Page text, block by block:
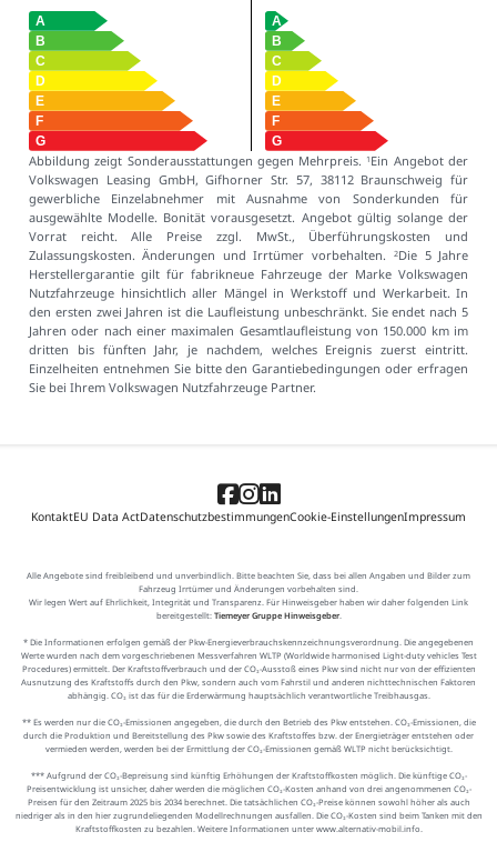
Abbildung zeigt Sonderausstattungen gegen Mehrpreis. 1 Ein Angebot der
Volkswagen Leasing GmbH, Gifhorner Str. 57, 38112 Braunschweig für
gewerbliche Einzelabnehmer mit Ausnahme von Sonderkunden für
ausgewählte Modelle. Bonität vorausgesetzt. Angebot gültig solange der
Vorrat reicht. Alle Preise zzgl. MwSt., Überführungskosten und
Zulassungskosten. Änderungen und Irrtümer vorbehalten.
2Die 5 Jahre
Herstellergarantie gilt für fabrikneue Fahrzeuge der Marke Volkswagen
Nutzfahrzeuge hinsichtlich aller Mängel in Werkstoff und Werkarbeit. In
den ersten zwei Jahren ist die Laufleistung unbeschränkt. Sie endet nach 5
Jahren oder nach einer maximalen Gesamtlaufleistung von 150.000 km im
dritten bis fünften Jahr, je nachdem, welches Ereignis zuerst eintritt.
Einzelheiten entnehmen Sie bitte den Garantiebedingungen oder erfragen
Sie bei Ihrem Volkswagen Nutzfahrzeuge Partner.
KontaktEU Data ActDatenschutzbestimmungenCookie-EinstellungenImpressum
Alle Angebote sind freibleibend und unverbindlich. Bitte beachten Sie, dass bei allen Angaben und Bilder zum
Fahrzeug Irrtümer und Änderungen vorbehalten sind.
Wir legen Wert auf Ehrlichkeit, Integrität und Transparenz. Für Hinweisgeber haben wir daher folgenden Link
bereitgestellt: Tiemeyer Gruppe Hinweisgeber.
* Die Informationen erfolgen gemäß der Pkw-Energieverbrauchskennzeichnungsverordnung. Die angegebenen
Werte wurden nach dem vorgeschriebenen Messverfahren WLTP (Worldwide harmonised Light-duty vehicles Test
Procedures) ermittelt. Der Kraftstoffverbrauch und der CO₂-Ausstoß eines Pkw sind nicht nur von der effizienten
Ausnutzung des Kraftstoffs durch den Pkw, sondern auch vom Fahrstil und anderen nichttechnischen Faktoren
abhängig. CO₂ ist das für die Erderwärmung hauptsächlich verantwortliche Treibhausgas.
** Es werden nur die CO₂-Emissionen angegeben, die durch den Betrieb des Pkw entstehen. CO₂-Emissionen, die
durch die Produktion und Bereitstellung des Pkw sowie des Kraftstoffes bzw. der Energieträger entstehen oder
vermieden werden, werden bei der Ermittlung der CO₂-Emissionen gemäß WLTP nicht berücksichtigt.
*** Aufgrund der CO₂-Bepreisung sind künftig Erhöhungen der Kraftstoffkosten möglich. Die künftige CO₂-
Preisentwicklung ist unsicher, daher werden die möglichen CO₂-Kosten anhand von drei angenommenen CO₂-
Preisen für den Zeitraum 2025 bis 2034 berechnet. Die tatsächlichen CO₂-Preise können sowohl höher als auch
niedriger als in den hier zugrundeliegenden Modellrechnungen ausfallen. Die CO₂-Kosten sind beim Tanken mit den
Kraftstoffkosten zu bezahlen. Weitere Informationen unter www.alternativ-mobil.info.